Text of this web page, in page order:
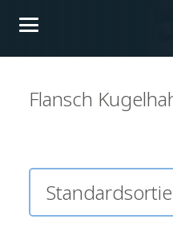
Flansch